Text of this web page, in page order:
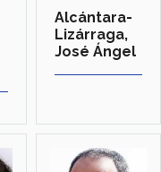
Alcántara-
Lizárraga,
José Ángel